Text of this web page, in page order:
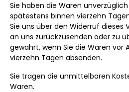
Sie haben die Waren
spätestens binnen vierzehn
Sie uns über den Widerruf dieses
an uns zurückzusenden oder zu
gewahrt, wenn Sie die Waren vor
vierzehn Tagen absenden.
Sie tragen die unmittelbaren
Waren.